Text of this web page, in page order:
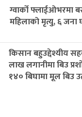
ग्वार्को फ्लाईओभरमा
महिलाको मृत्यु, ६ जना
किसान बहुउद्देश्यीय
लाख लगानीमा बिउ
१४० बिघामा मूल बिउ